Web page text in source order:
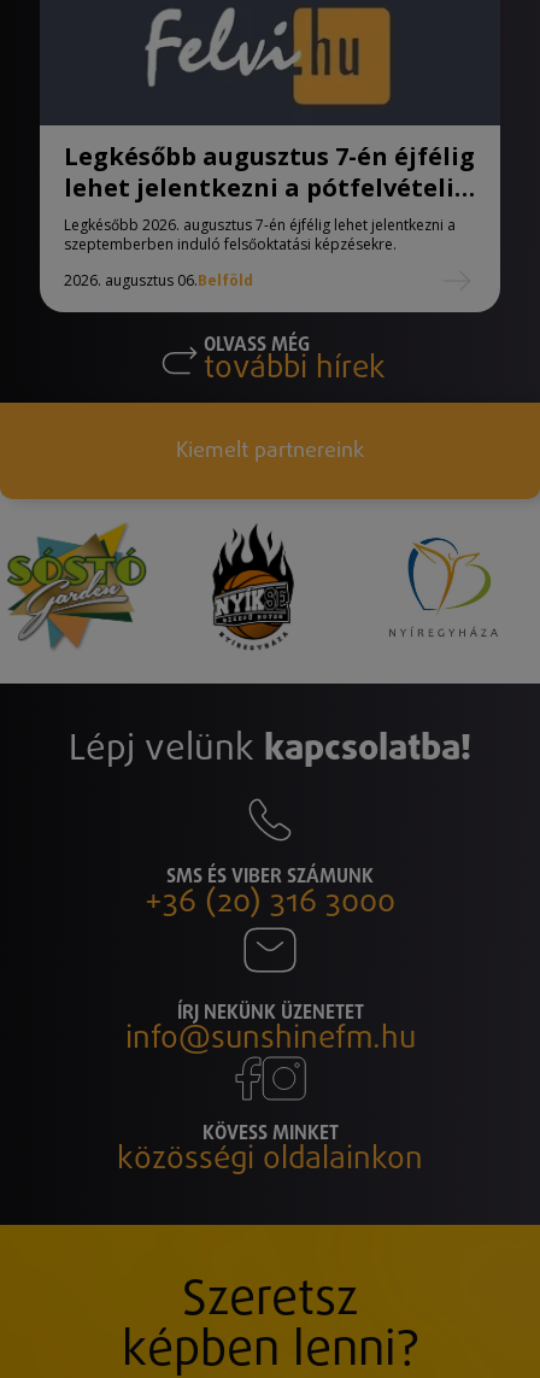
Legkésőbb augusztus 7-én éjfélig
lehet jelentkezni a pótfelvételi
eljárásban
Legkésőbb 2026. augusztus 7-én éjfélig lehet jelentkezni a
szeptemberben induló felsőoktatási képzésekre.
2026. augusztus 06.Belföld
OLVASS MÉG
további hírek
Kiemelt partnereink
Lépj velünk kapcsolatba!
SMS ÉS VIBER SZÁMUNK
+36 (20) 316 3000
ÍRJ NEKÜNK ÜZENETET
info@sunshinefm.hu
KÖVESS MINKET
közösségi oldalainkon
Szeretsz
képben lenni?